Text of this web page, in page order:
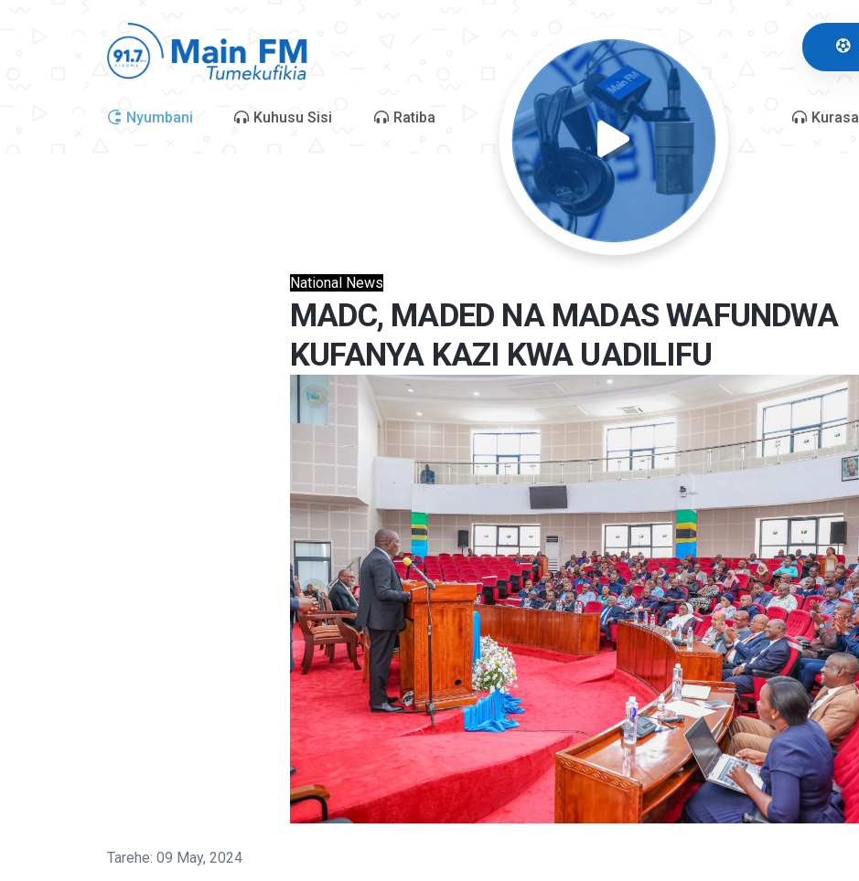
Nyumbani Kuhusu Sisi Ratiba Kurasa
National News
MADC, MADED NA MADAS WAFUNDWA
KUFANYA KAZI KWA UADILIFU
Tarehe: 09 May, 2024